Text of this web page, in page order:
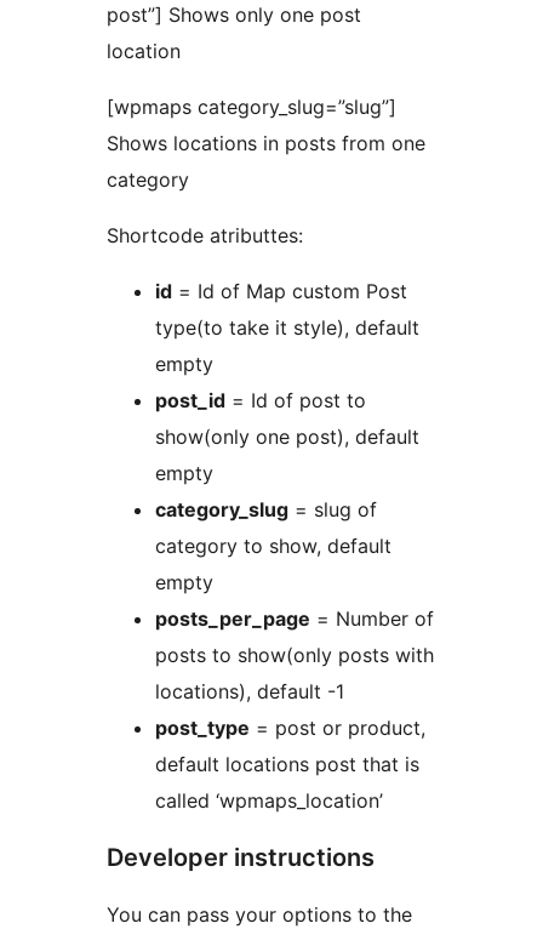
post”] Shows only one post
location
[wpmaps category_slug=”slug”]
Shows locations in posts from one
category
Shortcode atributtes:
id = Id of Map custom Post
type(to take it style), default
empty
post_id = Id of post to
show(only one post), default
empty
category_slug = slug of
category to show, default
empty
posts_per_page = Number of
posts to show(only posts with
locations), default -1
post_type = post or product,
default locations post that is
called ‘wpmaps_location’
Developer instructions
You can pass your options to the